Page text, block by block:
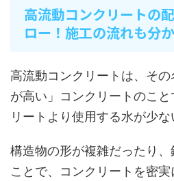
高流動コンクリートの
ロー！施工の流れも分
高流動コンクリートは、そ
が高い」コンクリートのこ
リートより使用する水が少な
構造物の形が複雑だったり
ことで、コンクリートを密